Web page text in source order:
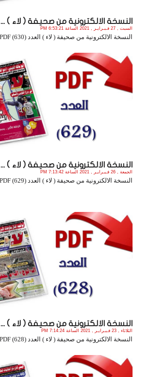
النسخة الالكترونية من صحيفة ( لاء ) ...
السبت , 27 فـبـرايـر , 2021 الساعة 6:53:21 PM
النسخة الالكترونية من صحيفة ( لاء ) العدد (630) PDF. .
النسخة الالكترونية من صحيفة ( لاء ) ...
الجمعة , 26 فـبـرايـر , 2021 الساعة 7:13:42 PM
النسخة الالكترونية من صحيفة ( لاء ) العدد (629) PDF. .
النسخة الالكترونية من صحيفة ( لاء ) ...
الثلاثاء , 23 فـبـرايـر , 2021 الساعة 7:14:24 PM
النسخة الالكترونية من صحيفة ( لاء ) العدد (628) PDF. .